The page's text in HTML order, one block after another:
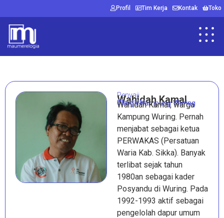
Toko
Kontak
Tim Kerja
Profil
Penyaji
Wahidah Kamal
Warga Kampung Wuring
Maumere
Wahidah Kamal, warga
Kampung Wuring. Pernah
menjabat sebagai ketua
PERWAKAS (Persatuan
Waria Kab. Sikka). Banyak
terlibat sejak tahun
1980an sebagai kader
Posyandu di Wuring. Pada
1992-1993 aktif sebagai
pengelolah dapur umum